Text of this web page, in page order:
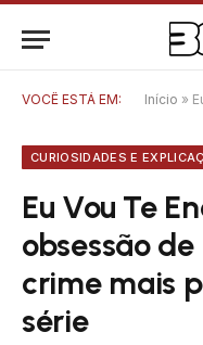
VOCÊ ESTÁ EM: Início »
CURIOSIDADES E
Eu Vou Te
obsessão
crime mais
série